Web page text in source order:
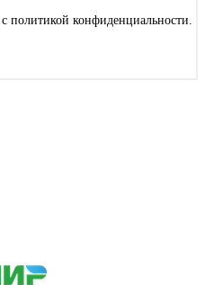
политикой конфиденциальности.